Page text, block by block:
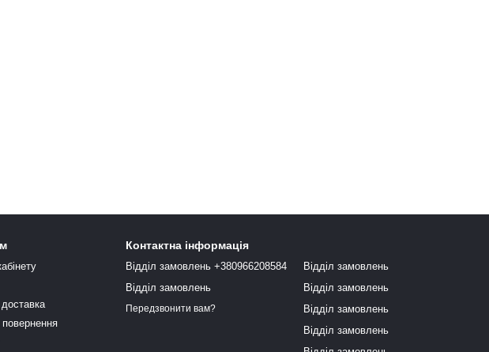
Контактна інформація
Відділ замовлень +380966208584
Відділ замовлень
Передзвонити вам?
Відділ замовлень
Відділ замовлень
Відділ замовлень
Відділ замовлень